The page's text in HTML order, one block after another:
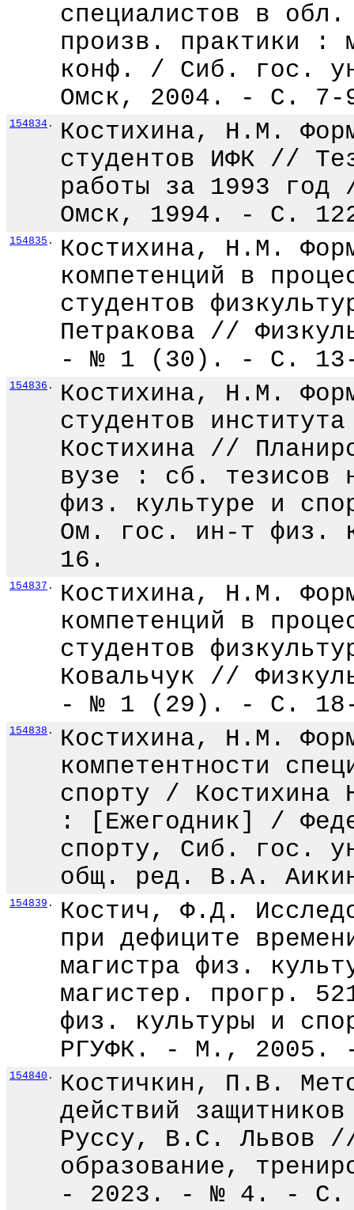
специалистов в
произв. практики :
конф. / Сиб. гос.
Омск, 2004. - С. 7-
154834 .
Костихина, Н.М.
студентов ИФК //
работы за 1993
Омск, 1994. - С.
154835 .
Костихина, Н.М.
компетенций в
студентов
Петракова //
- № 1 (30). - С.
154836 .
Костихина, Н.М.
студентов
Костихина //
вузе : сб. тезисов
физ. культуре и
Ом. гос. ин-т физ.
16.
154837 .
Костихина, Н.М.
компетенций в
студентов
Ковальчук //
- № 1 (29). - С.
154838 .
Костихина, Н.М.
компетентности
спорту /
: [Ежегодник] /
спорту, Сиб. гос.
общ. ред. В.А.
154839 .
Костич, Ф.Д.
при дефиците
магистра физ.
магистер. прогр.
физ. культуры и
РГУФК. - М., 2005.
154840 .
Костичкин, П.В.
действий
Руссу, В.С. Львов
образование,
- 2023. - № 4. - С.